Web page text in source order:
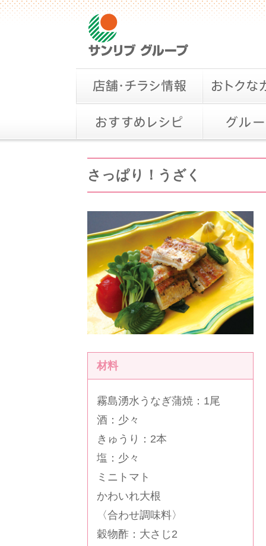
さっぱり！うざく
材料
霧島湧水うなぎ蒲焼 ：1尾
酒：少々
きゅうり：2本
塩：少々
ミニトマト
かわいれ大根
〈合わせ調味料〉
穀物酢：大さじ2